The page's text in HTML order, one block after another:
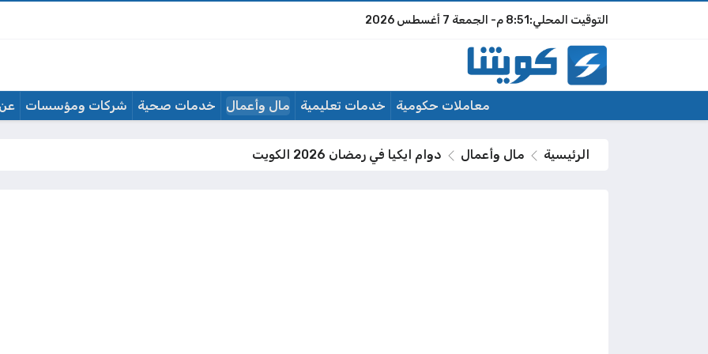
8:51 م الجمعة 7 أغسطس 2026
معاملات حكومية خدمات تعليمية مال وأعمال خدمات صحية شركات ومؤسسات
الرئيسية مال وأعمال دوام ايكيا في رمضان 2026 الكويت